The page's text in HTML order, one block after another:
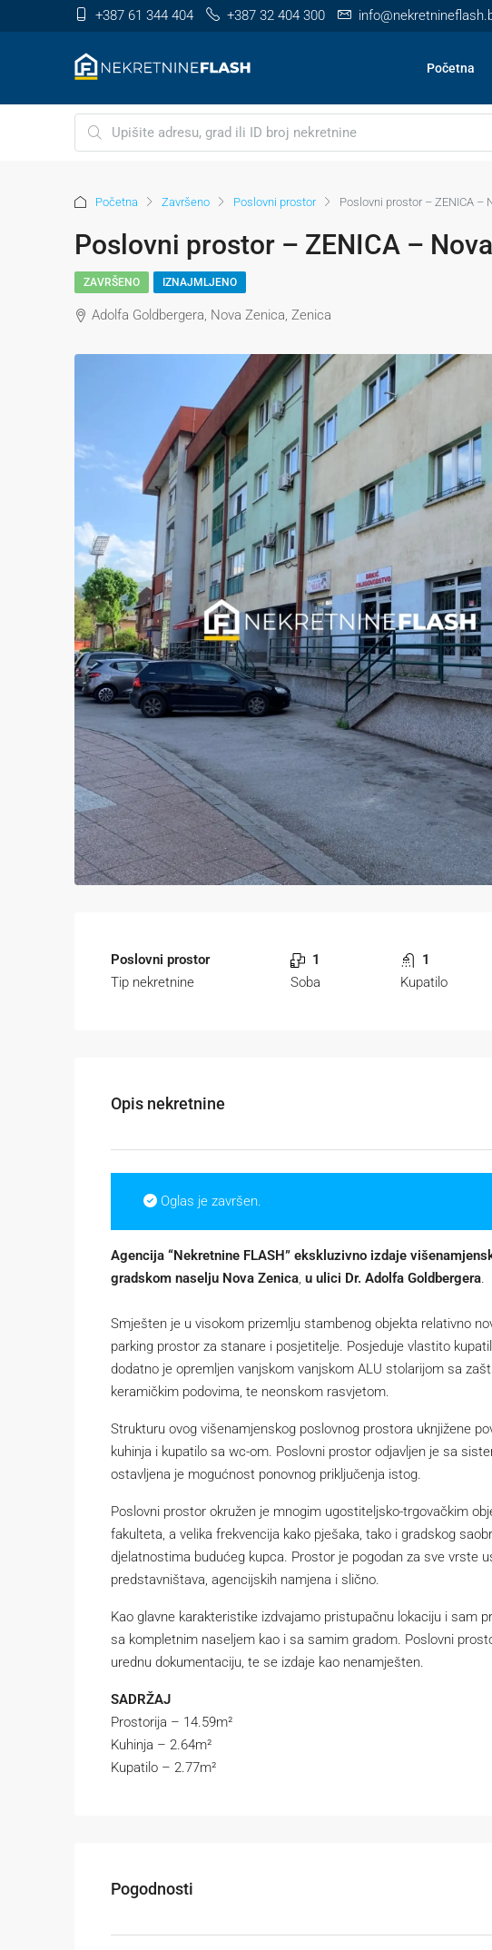
+387 61 344 404 +387 32 404 300
Početna
Početna Završeno Poslovni prostor Poslovni prostor – ZENICA –
Poslovni prostor – ZENICA –
ZAVRŠENO IZNAJMLJENO
Adolfa Goldbergera, Nova Zenica, Zenica
Poslovni prostor
Tip nekretnine
1
Soba
1
Kupatilo
Opis nekretnine
Oglas je završen.
Agencija “Nekretnine FLASH” ekskluzivno izdaje
gradskom naselju Nova Zenica u ulici Dr. Adolfa Goldbergera
Smješten je u visokom prizemlju stambenog objekta relativno
parking prostor za stanare i posjetitelje. Posjeduje vlastito
dodatno je opremljen vanjskom vanjskom ALU stolarijom sa
keramičkim podovima, te neonskom rasvjetom.
Strukturu ovog višenamjenskog poslovnog prostora uknjižene
kuhinja i kupatilo sa wc-om. Poslovni prostor odjavljen je sa
ostavljena je mogućnost ponovnog priključenja istog.
Poslovni prostor okružen je mnogim ugostiteljsko-trgovačkim
fakulteta, a velika frekvencija kako pješaka, tako i gradskog
djelatnostima budućeg kupca. Prostor je pogodan za sve vrste
predstavništava, agencijskih namjena i slično.
Kao glavne karakteristike izdvajamo pristupačnu lokaciju i sam
sa kompletnim naseljem kao i sa samim gradom. Poslovni
urednu dokumentaciju, te se izdaje kao nenamješten.
SADRŽAJ
Prostorija – 14.59m²
Kuhinja – 2.64m²
Kupatilo – 2.77m²
Pogodnosti